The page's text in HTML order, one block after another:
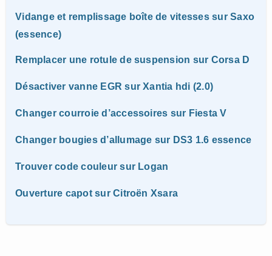
Vidange et remplissage boîte de vitesses sur Saxo
(essence)
Remplacer une rotule de suspension sur Corsa D
Désactiver vanne EGR sur Xantia hdi (2.0)
Changer courroie d’accessoires sur Fiesta V
Changer bougies d’allumage sur DS3 1.6 essence
Trouver code couleur sur Logan
Ouverture capot sur Citroën Xsara